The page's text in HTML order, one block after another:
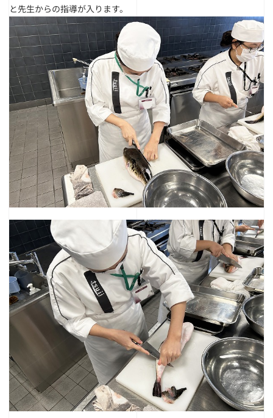
と先生からの指導が入ります。